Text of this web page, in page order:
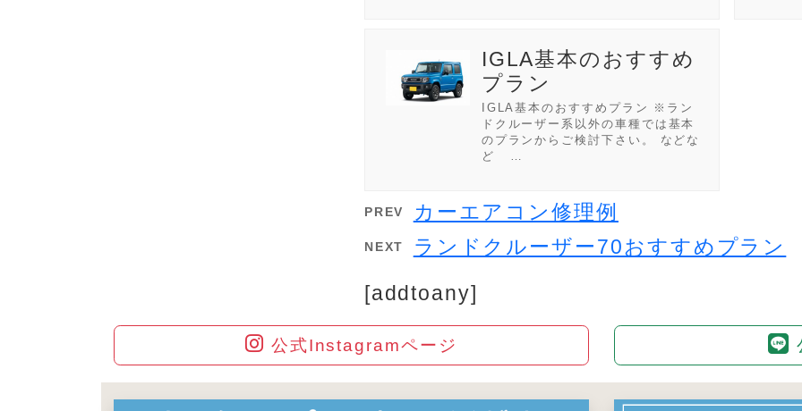
IGLA基本のおすすめ
プラン
IGLA基本のおすすめプラン ※ラン
ドクルーザー系以外の車種では基本
のプランからご検討下さい。 などな
ど …
PREV カーエアコン修理例
NEXT ランドクルーザー70おすすめプラン
[addtoany]
公式Instagramページ